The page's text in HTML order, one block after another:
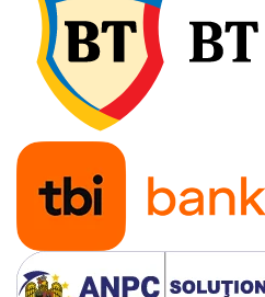
Accesorii iluminare LED camioane
Bare LED (LED Bar) off-road, auto
si camion
Becuri auto
Becuri Halogen Auto
Becuri Led Auto
Becuri Xenon Auto
Seturi de Becuri Auto
Faruri Camioane, Utilaje &
Tractoare